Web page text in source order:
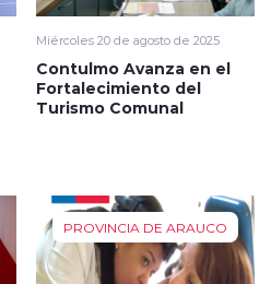
Miércoles 20 de agosto de 2025
Contulmo Avanza en el
Fortalecimiento del
Turismo Comunal
PROVINCIA DE ARAUCO